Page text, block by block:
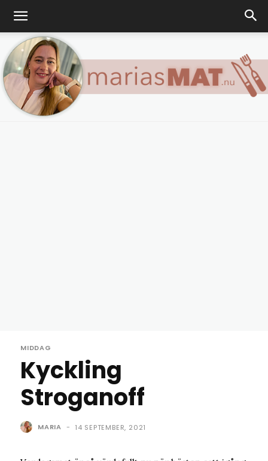
MIDDAG
Kyckling
Stroganoff
MARIA - 14 SEPTEMBER, 2021